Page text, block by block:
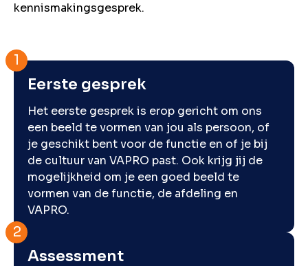
kennismakingsgesprek.
Eerste gesprek
Het eerste gesprek is erop gericht om ons
een beeld te vormen van jou als persoon, of
je geschikt bent voor de functie en of je bij
de cultuur van VAPRO past. Ook krijg jij de
mogelijkheid om je een goed beeld te
vormen van de functie, de afdeling en
VAPRO.
Assessment